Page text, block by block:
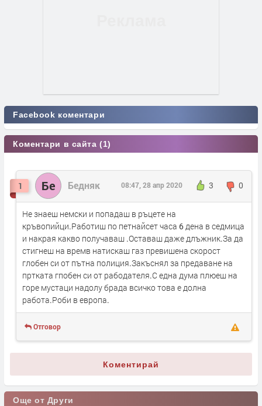
Facebook коментари
Коментари в сайта (1)
1 Бе Бедняк 3 0
08:47, 28 апр 2020
Не знаеш немски и попадаш в ръцете на
кръвопийци.Работиш по петнайсет часа 6 дена в седмица
и накрая какво получаваш .Оставаш даже длъжник.За да
стигнеш на времв натискаш газ превишена скорост
глобен си от пътна полиция.Закъснял за предаване на
пртката гпобен си от рабодателя.С една дума плюеш на
горе мустаци надолу брада всичко това е долна
работа.Роби в европа.
Отговор
Коментирай
Още от Други